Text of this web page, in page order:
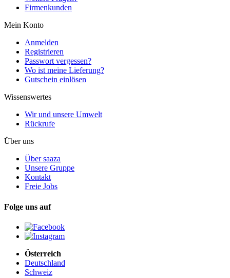
Firmenkunden
Mein Konto
Anmelden
Registrieren
Passwort vergessen?
Wo ist meine Lieferung?
Gutschein einlösen
Wissenswertes
Wir und unsere Umwelt
Rückrufe
Über uns
Über saaza
Unsere Gruppe
Kontakt
Freie Jobs
Folge uns auf
Österreich
Deutschland
Schweiz